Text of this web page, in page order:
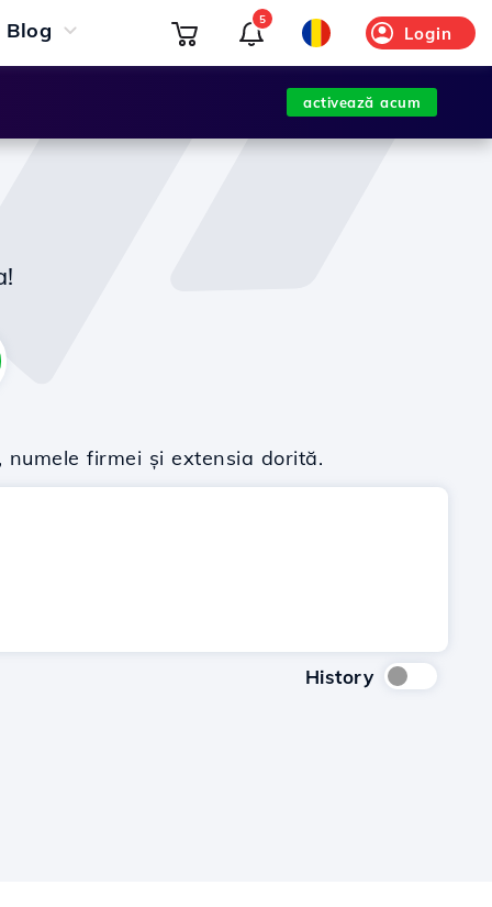
Blog Login
5
activează acum
firmei și extensia dorită.
History